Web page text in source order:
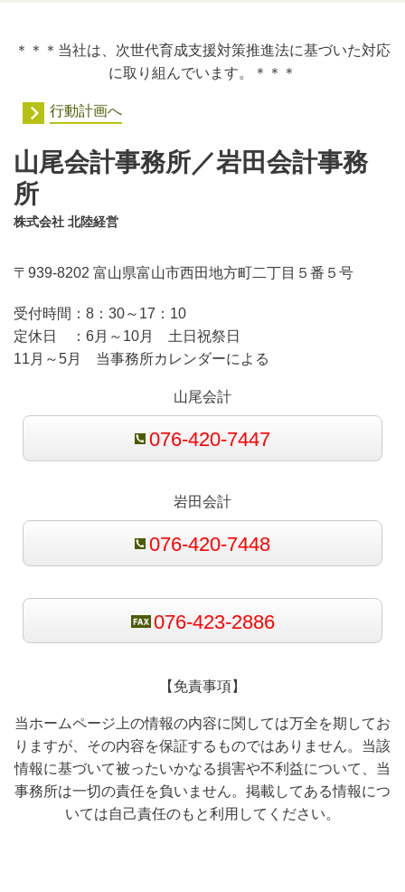
＊＊＊当社は、次世代育成支援対策推進法に基づいた対応
に取り組んでいます。＊＊＊
行動計画へ
山尾会計事務所／岩田会計事務
所
株式会社 北陸経営
〒939-8202 富山県富山市西田地方町二丁目５番５号
受付時間： 8：30～17：10
定休日 ： 6月～10月 土日祝祭日
11月～5月 当事務所カレンダーによる
山尾会計
076-420-7447
岩田会計
076-420-7448
076-423-2886
【免責事項】
当ホームページ上の情報の内容に関しては万全を期してお
りますが、その内容を保証するものではありません。当該
情報に基づいて被ったいかなる損害や不利益について、当
事務所は一切の責任を負いません。掲載してある情報につ
いては自己責任のもと利用してください。